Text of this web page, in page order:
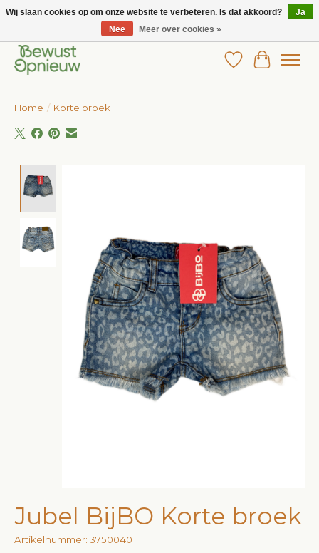
Wij bieden het grootste aanbod in betaalbare kinderkleding!
Verlanglijst
Home / Korte broek
Jubel BijBO Korte broek
Artikelnummer: 3750040
Wij slaan cookies op om onze website te verbeteren. Is dat akkoord?
Ja
Nee
Meer over cookies »